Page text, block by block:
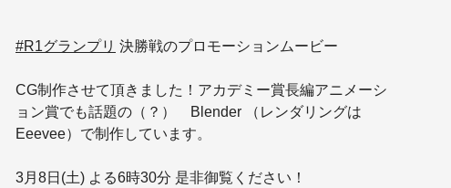
#R1グランプリ 決勝戦のプロモーションムービー
CG制作させて頂きました！アカデミー賞長編アニメーシ
ョン賞でも話題の（？） Blender （レンダリングは
Eeevee）で制作しています。
3月8日(土) よる6時30分 是非御覧ください！